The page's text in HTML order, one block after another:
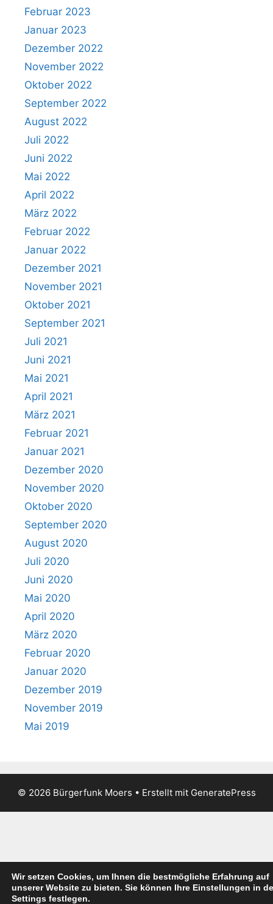
Februar 2023
Januar 2023
Dezember 2022
November 2022
Oktober 2022
September 2022
August 2022
Juli 2022
Juni 2022
Mai 2022
April 2022
März 2022
Februar 2022
Januar 2022
Dezember 2021
November 2021
Oktober 2021
September 2021
Juli 2021
Juni 2021
Mai 2021
April 2021
März 2021
Februar 2021
Januar 2021
Dezember 2020
November 2020
Oktober 2020
September 2020
August 2020
Juli 2020
Juni 2020
Mai 2020
April 2020
März 2020
Februar 2020
Januar 2020
Dezember 2019
November 2019
Mai 2019
© 2026 Bürgerfunk Moers • Erstellt mit GeneratePress
Wir setzen Cookies, um Ihnen die bestmögliche Erfahrung auf
unserer Website zu bieten. Sie können Ihre Einstellungen in
Settings festlegen.